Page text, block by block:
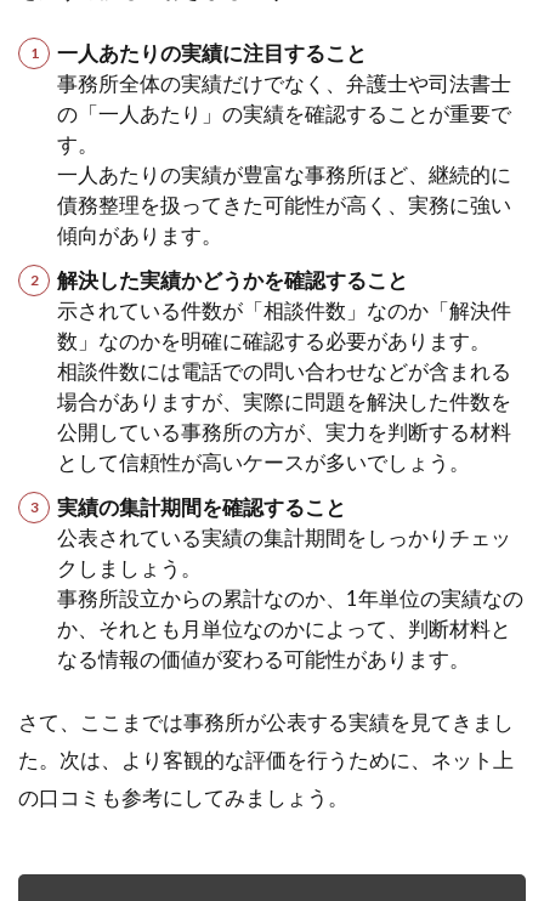
一人あたりの実績に注目すること
事務所全体の実績だけでなく、弁護士や司法書士
の「一人あたり」の実績を確認することが重要で
す。
一人あたりの実績が豊富な事務所ほど、継続的に
債務整理を扱ってきた可能性が高く、実務に強い
傾向があります。
解決した実績かどうかを確認すること
示されている件数が「相談件数」なのか「解決件
数」なのかを明確に確認する必要があります。
相談件数には電話での問い合わせなどが含まれる
場合がありますが、実際に問題を解決した件数を
公開している事務所の方が、実力を判断する材料
として信頼性が高いケースが多いでしょう。
実績の集計期間を確認すること
公表されている実績の集計期間をしっかりチェッ
クしましょう。
事務所設立からの累計なのか、1年単位の実績なの
か、それとも月単位なのかによって、判断材料と
なる情報の価値が変わる可能性があります。
さて、ここまでは事務所が公表する実績を見てきまし
た。次は、より客観的な評価を行うために、ネット上
の口コミも参考にしてみましょう。